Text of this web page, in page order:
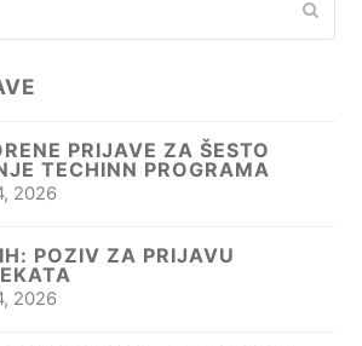
PRIJAVE ZA ŠESTO
TECHINN PROGRAMA
2026
POZIV ZA PRIJAVU
2026